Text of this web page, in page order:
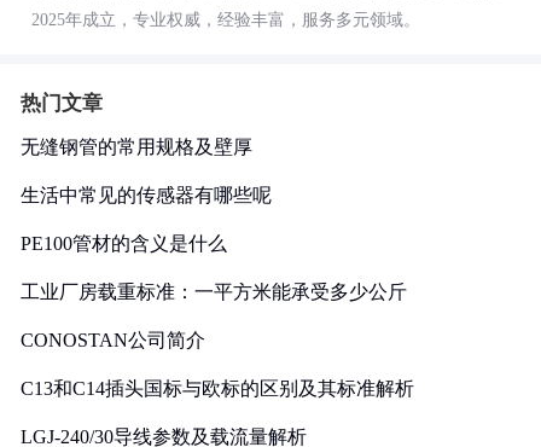
2025年成立，专业权威，经验丰富，服务多元领域。
热门文章
无缝钢管的常用规格及壁厚
生活中常见的传感器有哪些呢
PE100管材的含义是什么
工业厂房载重标准：一平方米能承受多少公斤
CONOSTAN公司简介
C13和C14插头国标与欧标的区别及其标准解析
LGJ-240/30导线参数及载流量解析